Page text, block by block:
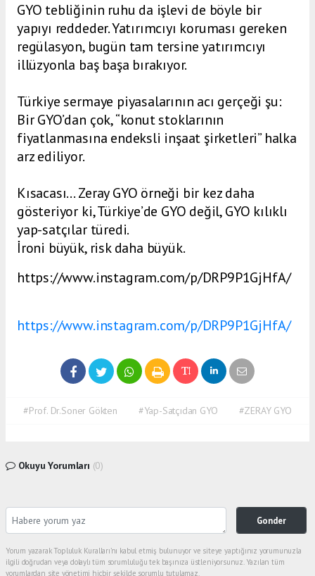
GYO tebliğinin ruhu da işlevi de böyle bir
yapıyı reddeder. Yatırımcıyı koruması gereken
regülasyon, bugün tam tersine yatırımcıyı
illüzyonla baş başa bırakıyor.
Türkiye sermaye piyasalarının acı gerçeği şu:
Bir GYO’dan çok, “konut stoklarının
fiyatlanmasına endeksli inşaat şirketleri” halka
arz ediliyor.
Kısacası… Zeray GYO örneği bir kez daha
gösteriyor ki, Türkiye’de GYO değil, GYO kılıklı
yap-satçılar türedi.
İroni büyük, risk daha büyük.
https://www.instagram.com/p/DRP9P1GjHfA/
https://www.instagram.com/p/DRP9P1GjHfA/
#Prof. Dr.Soner Gökten #Yap-Satçıdan GYO #ZERAY GYO
Okuyu Yorumları (0)
Gonder
Yorum yazarak Topluluk Kuralları’nı kabul etmiş bulunuyor ve siteye yaptığınız yorumunuzla
ilgili doğrudan veya dolaylı tüm sorumluluğu tek başınıza üstleniyorsunuz. Yazılan tüm
yorumlardan site yönetimi hiçbir şekilde sorumlu tutulamaz.